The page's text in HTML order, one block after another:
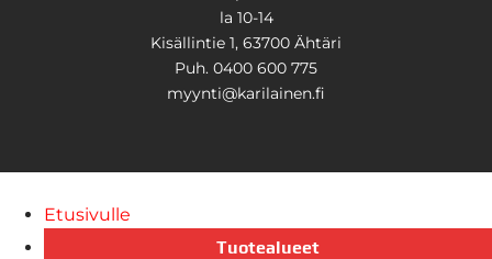
la 10-14
Kisällintie 1, 63700 Ähtäri
Puh. 0400 600 775
myynti@karilainen.fi
Etusivulle
Tuotealueet